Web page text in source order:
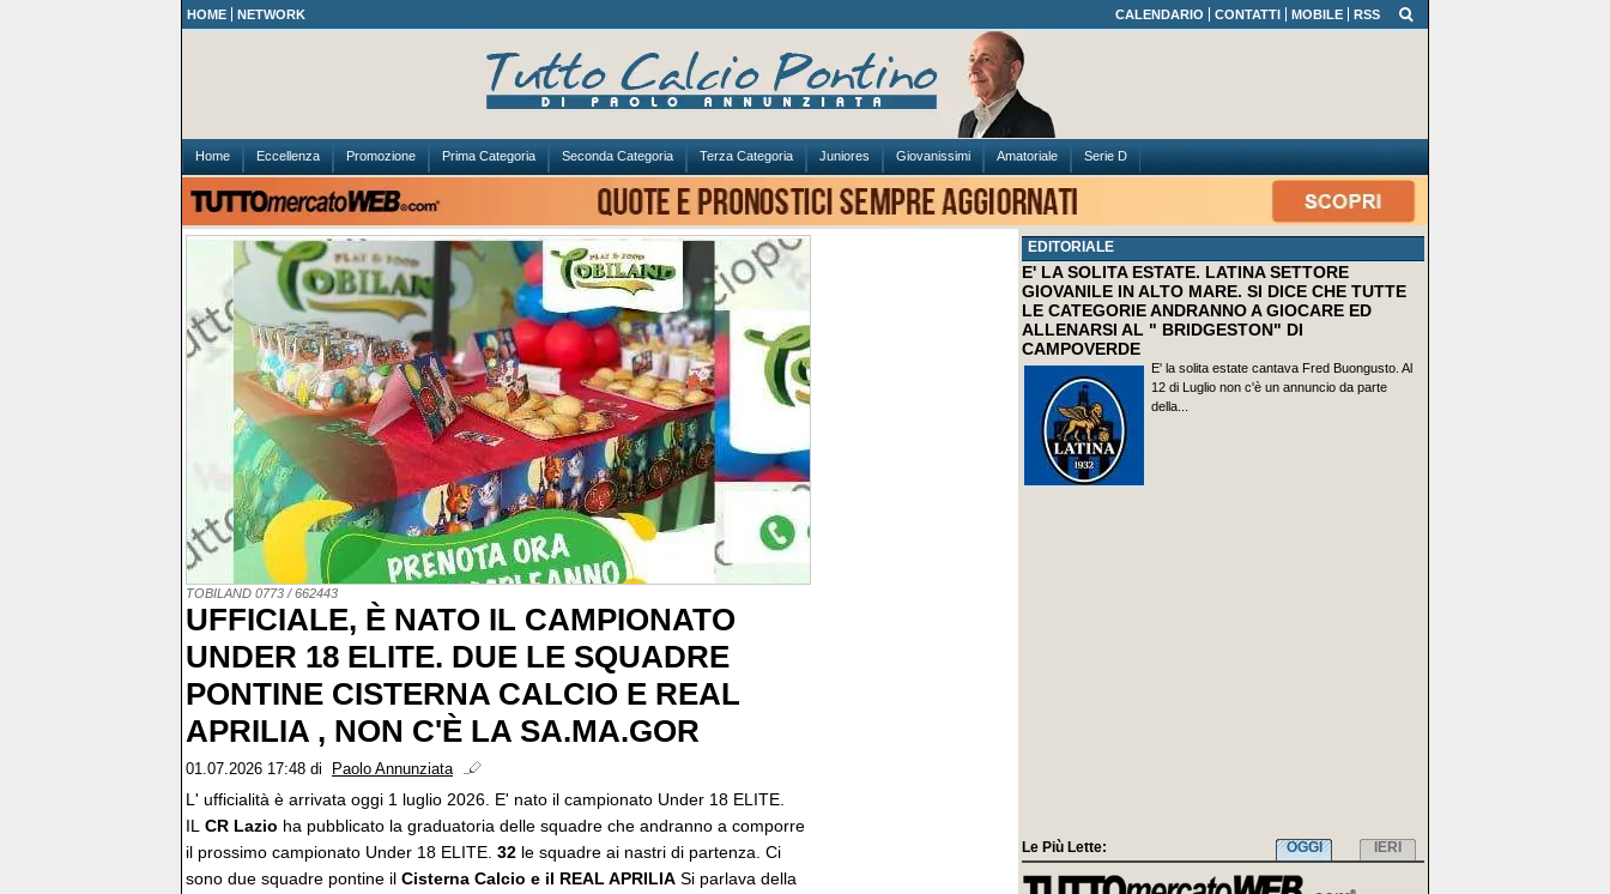
HOME NETWORK CALENDARIO CONTATTI MOBILE RSS
Home Eccellenza Promozione Prima Categoria Seconda Categoria Terza Categoria Juniores Giovanissimi Amatoriale Serie D
TOBILAND 0773 / 662443
UFFICIALE, È NATO IL CAMPIONATO
UNDER 18 ELITE. DUE LE SQUADRE
PONTINE CISTERNA CALCIO E REAL
APRILIA , NON C'È LA SA.MA.GOR
01.07.2026 17:48 di Paolo Annunziata
L' ufficialità è arrivata oggi 1 luglio 2026. E' nato il campionato Under 18 ELITE.
IL CR Lazio ha pubblicato la graduatoria delle squadre che andranno a comporre
il prossimo campionato Under 18 ELITE. 32 le squadre ai nastri di partenza. Ci
sono due squadre pontine il Cisterna Calcio e il REAL APRILIA Si parlava della
EDITORIALE
E' LA SOLITA ESTATE. LATINA SETTORE
GIOVANILE IN ALTO MARE. SI DICE CHE TUTTE
LE CATEGORIE ANDRANNO A GIOCARE ED
ALLENARSI AL " BRIDGESTON" DI
CAMPOVERDE
E' la solita estate cantava Fred Buongusto. Al
12 di Luglio non c'è un annuncio da parte
della...
Le Più Lette: IERI
OGGI